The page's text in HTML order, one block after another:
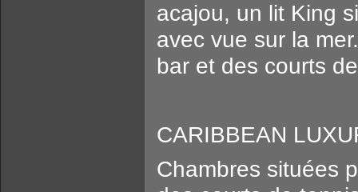
acajou, un lit King
avec vue sur la
bar et des courts
CARIBBEAN
Chambres situées